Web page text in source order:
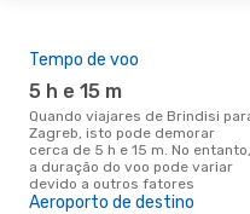
Tempo de voo
5 h e 15 m
Quando viajares de Brindisi para
Zagreb, isto pode demorar
cerca de 5 h e 15 m. No entanto,
a duração do voo pode variar
devido a outros fatores
Aeroporto de destino